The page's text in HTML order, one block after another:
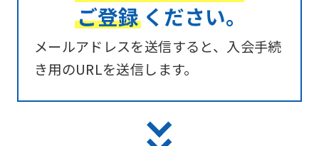
ご登録 ください。
メールアドレスを送信すると、入会手続
き用のURLを送信します。